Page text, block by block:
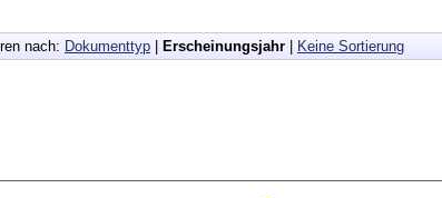
nach: Dokumenttyp Erscheinungsjahr Keine Sortierung